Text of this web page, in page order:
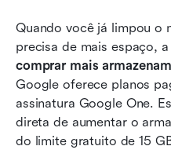
Quando você já limpou o
comprar mais
Google oferece planos
assinatura Google One.
direta de aumentar o
do limite gratuito de 15